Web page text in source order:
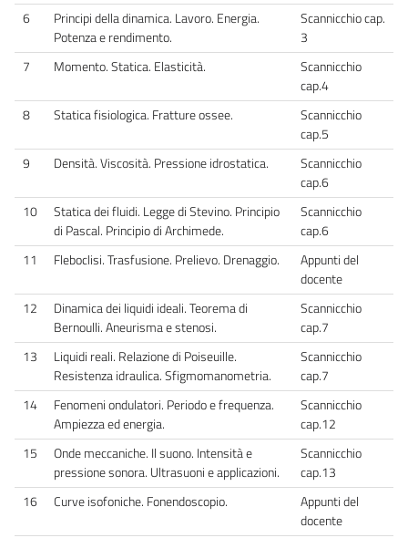
6
Principi della dinamica. Lavoro. Energia.
Potenza e rendimento.
Scannicchio cap.
3
7
Momento. Statica. Elasticità.
Scannicchio
cap.4
8
Statica fisiologica. Fratture ossee.
Scannicchio
cap.5
9
Densità. Viscosità. Pressione idrostatica.
Scannicchio
cap.6
10
Statica dei fluidi. Legge di Stevino. Principio
di Pascal. Principio di Archimede.
Scannicchio
cap.6
11
Fleboclisi. Trasfusione. Prelievo. Drenaggio.
Appunti del
docente
12
Dinamica dei liquidi ideali. Teorema di
Bernoulli. Aneurisma e stenosi.
Scannicchio
cap.7
13
Liquidi reali. Relazione di Poiseuille.
Resistenza idraulica. Sfigmomanometria.
Scannicchio
cap.7
14
Fenomeni ondulatori. Periodo e frequenza.
Ampiezza ed energia.
Scannicchio
cap.12
15
Onde meccaniche. Il suono. Intensità e
pressione sonora. Ultrasuoni e applicazioni.
Scannicchio
cap.13
16
Curve isofoniche. Fonendoscopio.
Appunti del
docente